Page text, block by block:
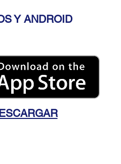
Y ANDROID